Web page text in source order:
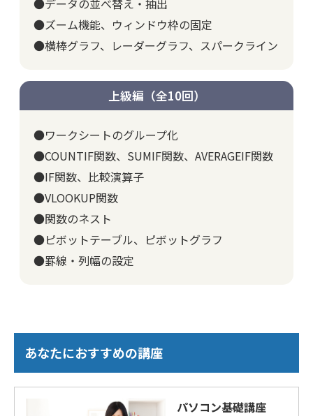
●データの並べ替え・抽出
●ズーム機能、ウィンドウ枠の固定
●横棒グラフ、レーダーグラフ、スパークライン
上級編（全10回）
●ワークシートのグループ化
●COUNTIF関数、SUMIF関数、AVERAGEIF関数
●IF関数、比較演算子
●VLOOKUP関数
●関数のネスト
●ピボットテーブル、ピボットグラフ
●罫線・列幅の設定
あなたにおすすめの講座
パソコン基礎講座